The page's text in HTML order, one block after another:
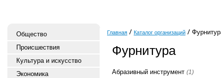
Общество
Происшествия
Культура и искусство
Экономика
Главная Каталог организаций
Фурнитура
Абразивный инструмент (1)